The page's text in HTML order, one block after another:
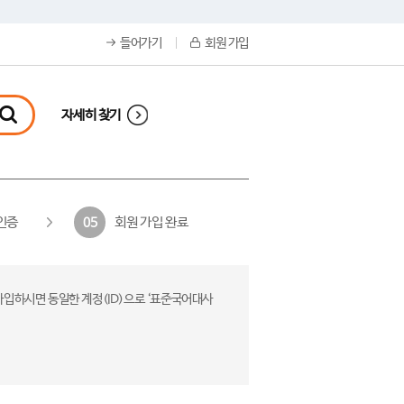
들어가기 회원 가입
자세히 찾기
증 05 회원 가입 완료
하시면 동일한 계정(ID)으로 ‘표준국어대사